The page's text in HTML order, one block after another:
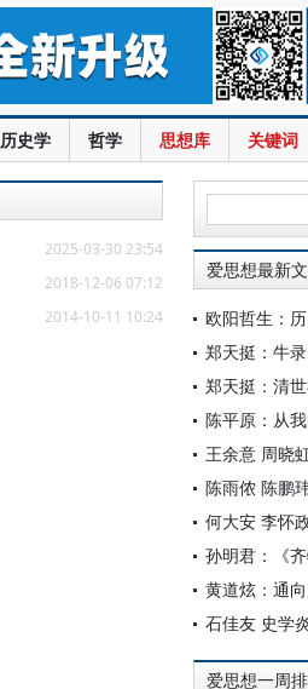
历史学 哲学 思想库 关键词
2025-03-30 23:54
2018-12-06 07:12
2014-10-11 10:24
爱思想最新
郑天挺：清
陈平原：从
黄道炫：通
爱思想一周